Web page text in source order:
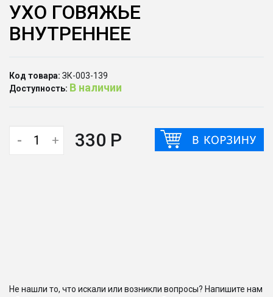
УХО ГОВЯЖЬЕ
ВНУТРЕННЕЕ
Код товара: ЗК-003-139
Доступность: В наличии
- + 330 Р
Не нашли то, что искали или возникли вопросы? Напишите нам